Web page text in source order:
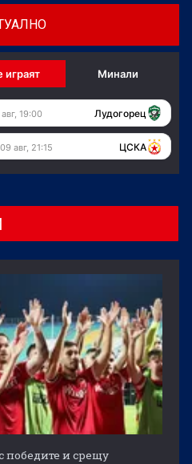
играят Минали
19:00 Лудогорец
09 авг, 21:15 ЦСКА
и срещу